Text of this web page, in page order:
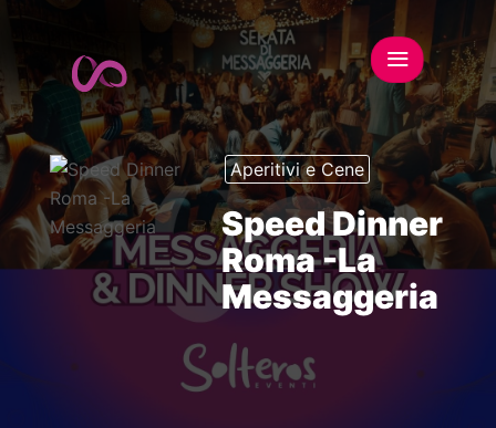
Aperitivi e Cene
Speed Dinner
Roma -La
Messaggeria